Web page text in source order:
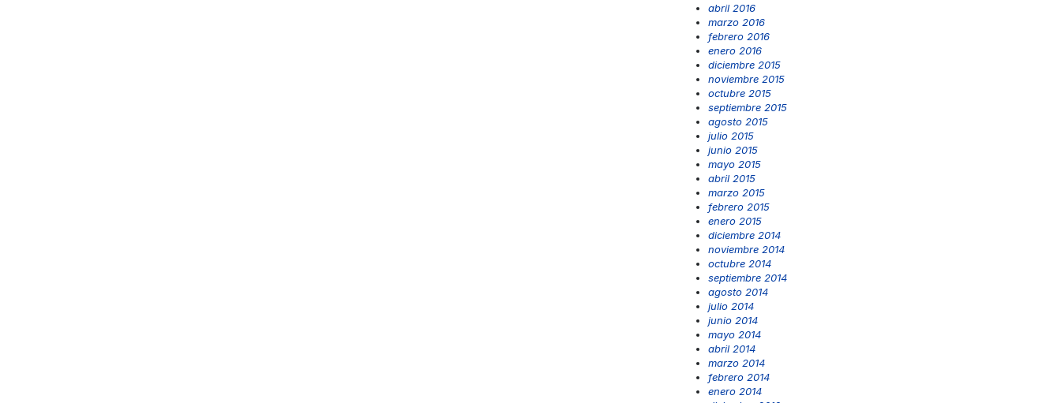
abril 2016
marzo 2016
febrero 2016
enero 2016
diciembre 2015
noviembre 2015
octubre 2015
septiembre 2015
agosto 2015
julio 2015
junio 2015
mayo 2015
abril 2015
marzo 2015
febrero 2015
enero 2015
diciembre 2014
noviembre 2014
octubre 2014
septiembre 2014
agosto 2014
julio 2014
junio 2014
mayo 2014
abril 2014
marzo 2014
febrero 2014
enero 2014